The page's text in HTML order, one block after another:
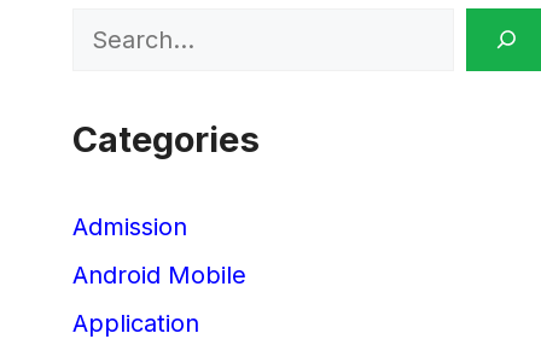
Search
Categories
Admission
Android Mobile
Application